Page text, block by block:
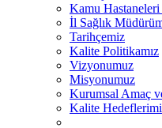
Kamu
İl Sağlık
Tarihçemiz
Kalite Politikamız
Vizyonumuz
Misyonumuz
Kurumsal Amaç
Kalite